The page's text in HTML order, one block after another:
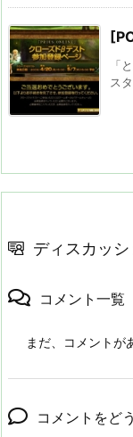
「
ス
ディスカッシ
コメント一覧
まだ、コメントが
コメントをど